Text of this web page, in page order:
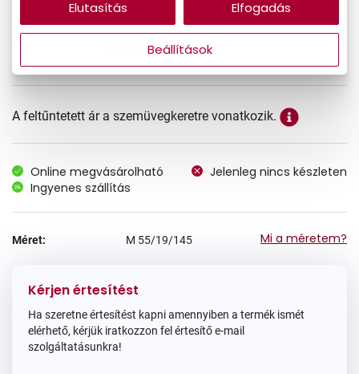
26.990 Ft
A feltűntetett ár a szemüvegkeretre vonatkozik.
Online megvásárolható
Jelenleg nincs készleten
Ingyenes szállítás
Méret: M 55/19/145 Mi a méretem?
Kérjen értesítést
Ha szeretne értesítést kapni amennyiben a termék ismét
elérhető, kérjük iratkozzon fel értesítő e-mail
szolgáltatásunkra!
Beállítások
Elutasítás Elfogadás